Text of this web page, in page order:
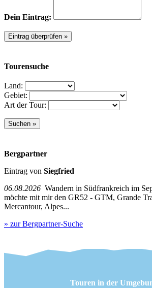
Dein Eintrag:
Tourensuche
Land:
Gebiet:
Art der Tour:
Bergpartner
Eintrag von Siegfried
06.08.2026 Wandern in Südfrankreich im
möchte mit mir den GR52 - GTM, Grande
Mercantour, Alpes...
» zur Bergpartner-Suche
Touren in der